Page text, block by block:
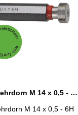
Gewinde-Grenzlehrdorn M 14 x 0,5 - 6H DIN 13
M 14 x 0,5 - 6H